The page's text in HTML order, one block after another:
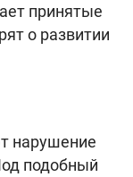
принятые
о развитии
нарушение
подобный